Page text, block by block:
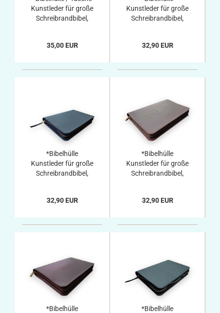
Kunstleder für große
Schreibrandbibel,
35,00 EUR
Kunstleder für große
Schreibrandbibel,
32,90 EUR
*Bibelhülle
Kunstleder für große
Schreibrandbibel,
32,90 EUR
*Bibelhülle
Kunstleder für große
Schreibrandbibel,
32,90 EUR
*Bibelhülle
*Bibelhülle